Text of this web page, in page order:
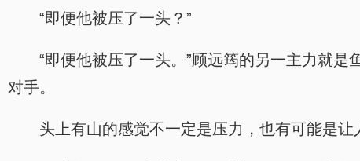
“即便他被压了一头？”
“即便他被压了一头。”顾远筠的另一主力就
对手。
头上有山的感觉不一定是压力，也有可能是让